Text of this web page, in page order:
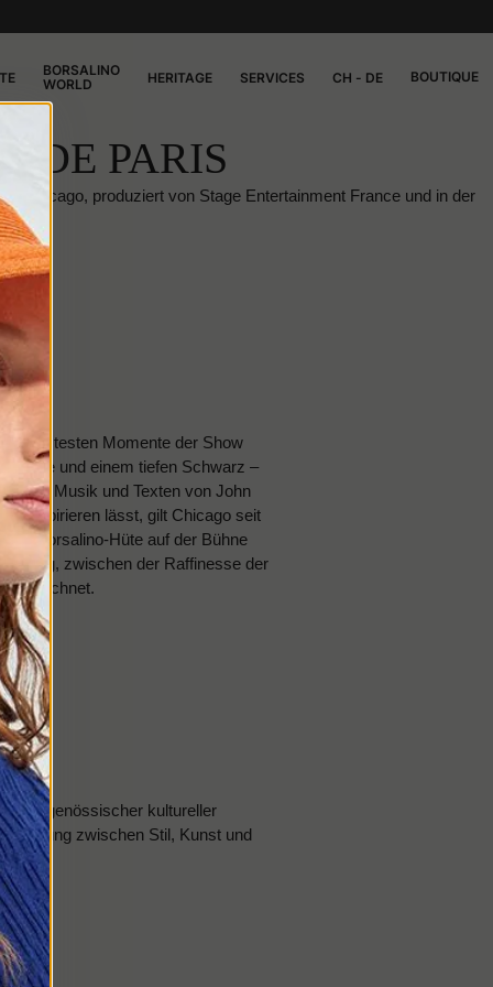
BORSALINO
WORLD
HERITAGE SERVICES CH - DE BOUTIQUE
DE PARIS
Chicago, produziert von Stage Entertainment France und in der
Momente der Show
und einem tiefen Schwarz –
Mit Musik und Texten von John
inspirieren lässt, gilt Chicago seit
Borsalino-Hüte auf der Bühne
zwischen der Raffinesse der
zeitgenössischer kultureller
zwischen Stil, Kunst und